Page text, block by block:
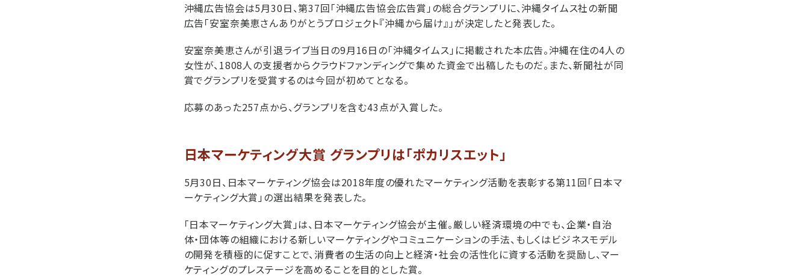
沖縄広告協会は5月30日、第37回「沖縄広告協会広告賞」の総合グランプリに、沖縄タイムス社の新聞
広告「安室奈美恵さんありがとうプロジェクト『沖縄から届け』」が決定したと発表した。
安室奈美恵さんが引退ライブ当日の9月16日の「沖縄タイムス」に掲載された本広告。沖縄在住の4人の
女性が、1808人の支援者からクラウドファンディングで集めた資金で出稿したものだ。また、新聞社が同
賞でグランプリを受賞するのは今回が初めてとなる。
応募のあった257点から、グランプリを含む43点が入賞した。
日本マーケティング大賞 グランプリは「ポカリスエット」
5月30日、日本マーケティング協会は2018年度の優れたマーケティング活動を表彰する第11回「日本マ
ーケティング大賞」の選出結果を発表した。
「日本マーケティング大賞」は、日本マーケティング協会が主催。厳しい経済環境の中でも、企業・自治
体・団体等の組織における新しいマーケティングやコミュニケーションの手法、もしくはビジネスモデル
の開発を積極的に促すことで、消費者の生活の向上と経済・社会の活性化に資する活動を奨励し、マー
ケティングのプレステージを高めることを目的とした賞。